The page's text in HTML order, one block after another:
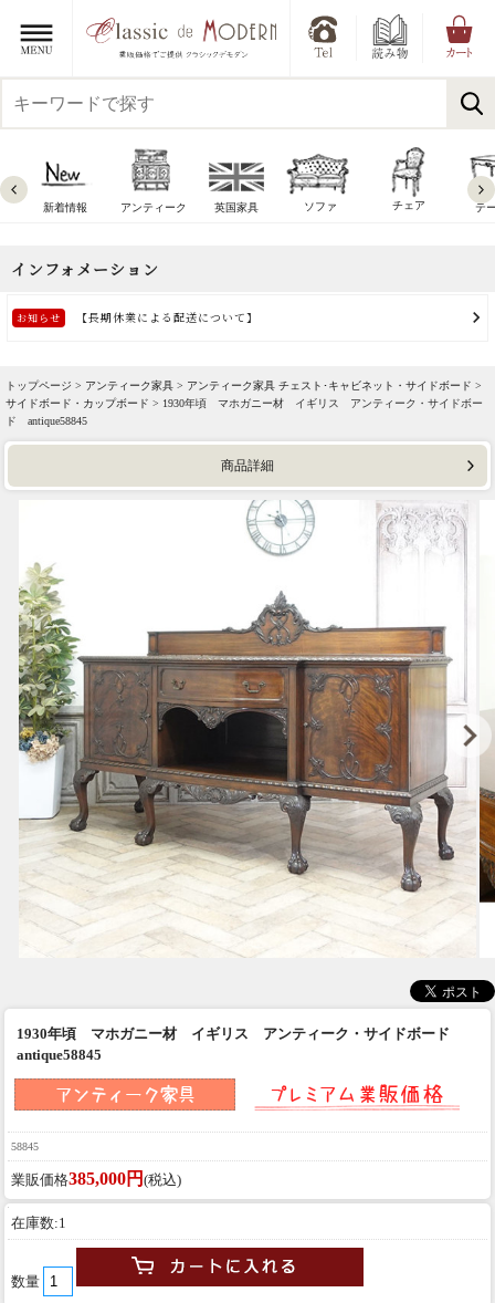
新着情報 アンティーク 英国家具 ソファ チェア テ
トップページ > アンティーク家具 > アンティーク家具 チェスト･キャビネット・サイドボード >
サイドボード・カップボード > 1930年頃 マホガニー材 イギリス アンティーク・サイドボー
ド antique58845
商品詳細
1930年頃 マホガニー材 イギリス アンティーク・サイドボード
antique58845
58845
業販価格385,000円 (税込)
在庫数:1
数量